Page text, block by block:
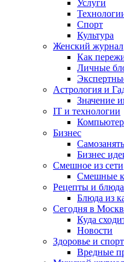
Услуги
Спорт
Культура
Женский журнал
Как
Личные
Астрология и
Значение
IT и технологии
Бизнес
Бизнес
Смешное из сети
Смешные
Рецепты и блюда
Блюда из
Сегодня в
Куда
Новости
Здоровье и спорт
Вредные